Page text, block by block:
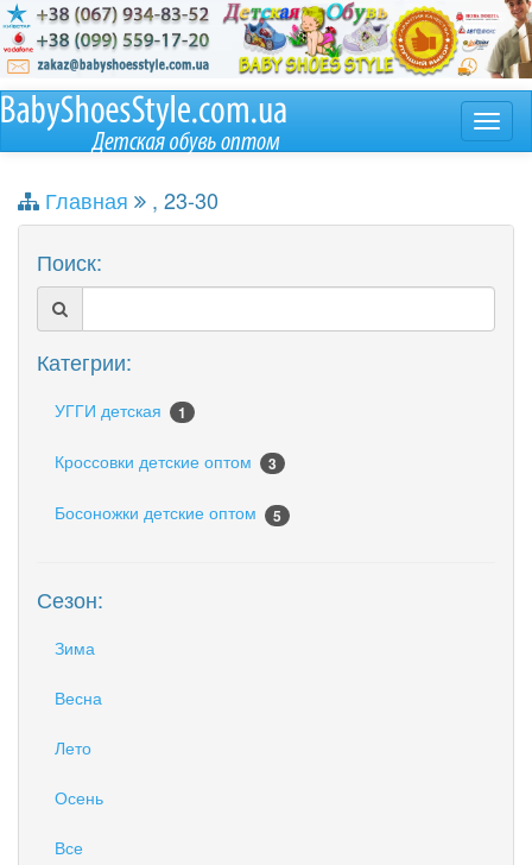
Главная
, 23-30
Поиск:
Категрии:
УГГИ детская 1
Кроссовки детские оптом 3
Босоножки детские оптом 5
Сезон:
Зима
Весна
Лето
Осень
Все